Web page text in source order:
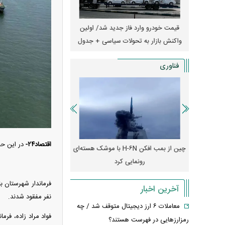
اقتصاد۲۴- در این حمله ۶ تن از سرنشینان این لنج‌ها مفقود و ۶ تن دیگر مجروح
نفر مفقود شدند.
قیمت خودرو وارد فاز جدید شد/ اولین
واکنش بازار به تحولات سیاسی + جدول
آغاز فروش نقدی با
+ جزئیات
فناوری
چین از بمب افکن H-۶N با موشک هسته‌ای
رونمایی کرد
پهپاد رهگیر یا موشک
آخرین اخبار
معاملات ۶ ارز دیجیتال متوقف شد / چه
رمزارزهایی در فهرست هستند؟